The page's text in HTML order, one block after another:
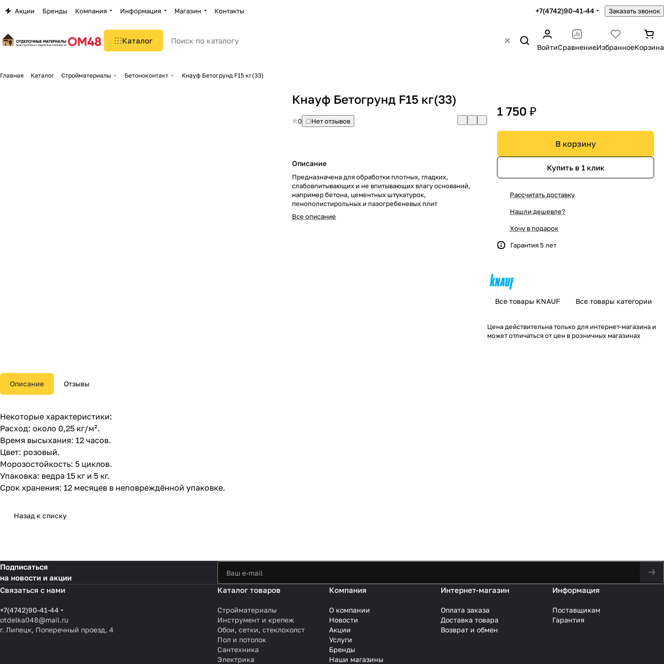
Акции Бренды Компания Информация Магазин Контакты +7(4742)90-41-44 Заказать звонок
Каталог
ВойтиСравнениеИзбранноеКорзина
Главная Каталог Стройматериалы Бетоноконтакт Кнауф Бетогрунд F15 кг(33)
Кнауф Бетогрунд F15 кг(33)
0 Нет отзывов
Описание
Предназначена для обработки плотных, гладких,
слабовпитывающих и не впитывающих влагу оснований,
например бетона, цементных штукатурок,
пенополистирольных и пазогребеневых плит
Все описание
1 750 ₽
В корзину
Купить в 1 клик
Рассчитать доставку
Нашли дешевле?
Хочу в подарок
Гарантия 5 лет
Все товары KNAUF Все товары категории
Цена действительна только для интернет-магазина и
может отличаться от цен в розничных магазинах
Описание Отзывы
Некоторые характеристики:
Расход: около 0,25 кг/м².
Время высыхания: 12 часов.
Цвет: розовый.
Морозостойкость: 5 циклов.
Упаковка: ведра 15 кг и 5 кг.
Срок хранения: 12 месяцев в неповреждённой упаковке.
Назад к списку
Подписаться
на новости и акции
Связаться с нами
+7(4742)90-41-44
otdelka048@mail.ru
г. Липецк, Поперечный проезд, 4
Каталог товаров
Стройматериалы
Инструмент и крепеж
Обои, сетки, стеклохолст
Пол и потолок
Сантехника
Электрика
Компания
О компании
Новости
Акции
Услуги
Бренды
Наши магазины
Интернет-магазин
Оплата заказа
Доставка товара
Возврат и обмен
Информация
Поставщикам
Гарантия